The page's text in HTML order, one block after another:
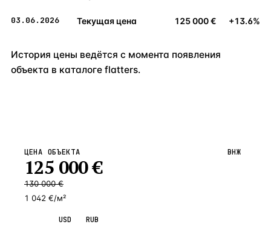
03.06.2026 Текущая цена 125 000 € +13.6%
История цены ведётся с момента появления
объекта в каталоге flatters.
ЦЕНА ОБЪЕКТА
125 000€
130 000 €
1 042 €/м²
ВНЖ
USD RUB